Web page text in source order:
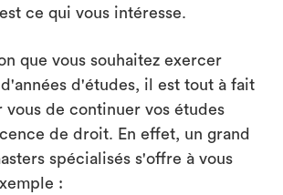
ce qui vous intéresse.
que vous souhaitez exercer
d'études, il est tout à fait
vous de continuer vos études
de droit. En effet, un grand
spécialisés s'offre à vous
: